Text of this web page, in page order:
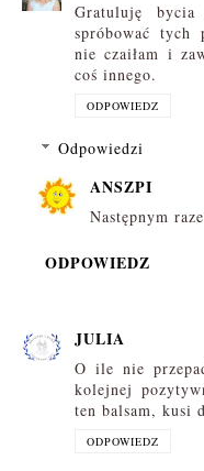
Gratuluję
spróbować
nie czaiłam i
coś innego.
ODPOWIEDZ
Odpowiedzi
ANSZPI
Następnym
ODPOWIEDZ
JULIA
O ile nie
kolejnej
ten balsam, kusi
ODPOWIEDZ